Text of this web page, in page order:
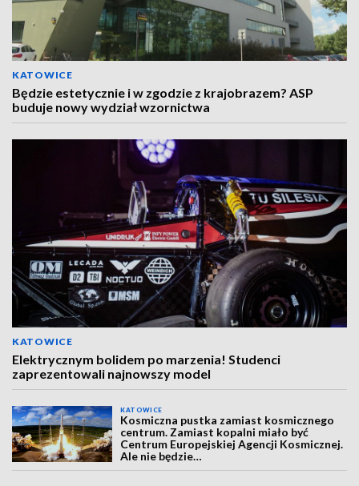
KATOWICE
Będzie estetycznie i w zgodzie z krajobrazem? ASP
buduje nowy wydział wzornictwa
KATOWICE
Elektrycznym bolidem po marzenia! Studenci
zaprezentowali najnowszy model
KATOWICE
Kosmiczna pustka zamiast kosmicznego
centrum. Zamiast kopalni miało być
Centrum Europejskiej Agencji Kosmicznej.
Ale nie będzie…